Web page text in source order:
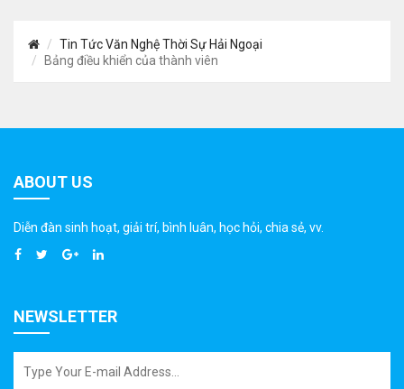
Tin Tức Văn Nghệ Thời Sự Hải Ngoại
Bảng điều khiển của thành viên
ABOUT US
Diễn đàn sinh hoạt, giải trí, bình luân, học hỏi, chia sẻ, vv.
NEWSLETTER